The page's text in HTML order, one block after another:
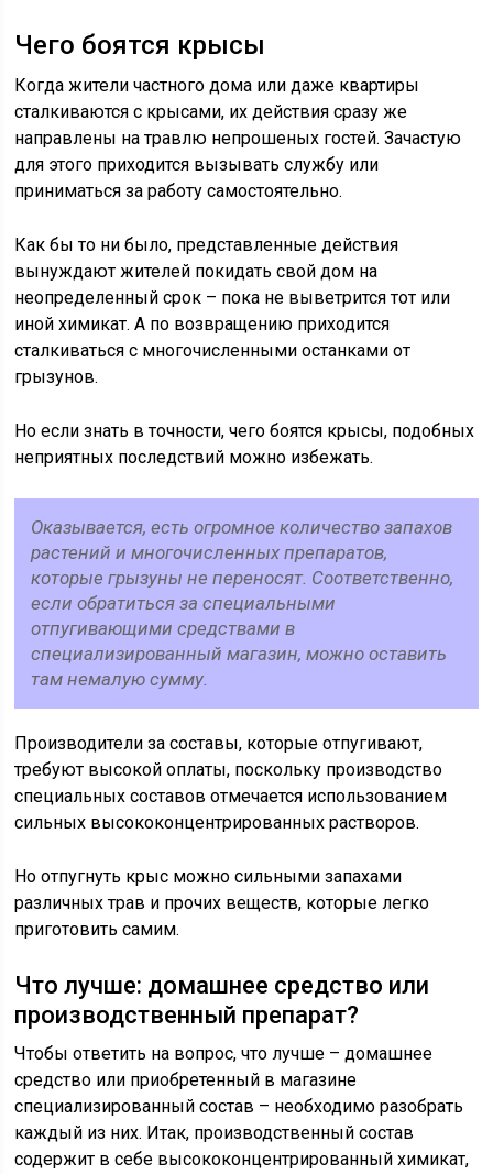
Чего боятся крысы
Когда жители частного дома или даже квартиры
сталкиваются с крысами, их действия сразу же
направлены на травлю непрошеных гостей. Зачастую
для этого приходится вызывать службу или
приниматься за работу самостоятельно.
Как бы то ни было, представленные действия
вынуждают жителей покидать свой дом на
неопределенный срок – пока не выветрится тот или
иной химикат. А по возвращению приходится
сталкиваться с многочисленными останками от
грызунов.
Но если знать в точности, чего боятся крысы, подобных
неприятных последствий можно избежать.
Оказывается, есть огромное количество запахов
растений и многочисленных препаратов,
которые грызуны не переносят. Соответственно,
если обратиться за специальными
отпугивающими средствами в
специализированный магазин, можно оставить
там немалую сумму.
Производители за составы, которые отпугивают,
требуют высокой оплаты, поскольку производство
специальных составов отмечается использованием
сильных высококонцентрированных растворов.
Но отпугнуть крыс можно сильными запахами
различных трав и прочих веществ, которые легко
приготовить самим.
Что лучше: домашнее средство или
производственный препарат?
Чтобы ответить на вопрос, что лучше – домашнее
средство или приобретенный в магазине
специализированный состав – необходимо разобрать
каждый из них. Итак, производственный состав
содержит в себе высококонцентрированный химикат,